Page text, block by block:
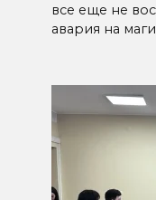
все еще не
авария на